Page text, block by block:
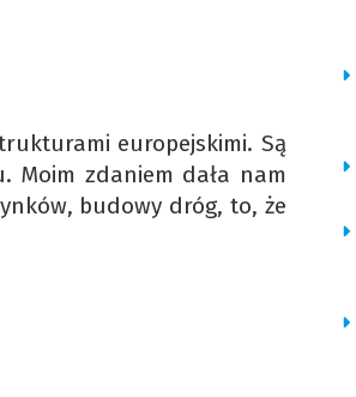
europejskimi. Są
Moim zdaniem dała nam
budowy dróg, to, że